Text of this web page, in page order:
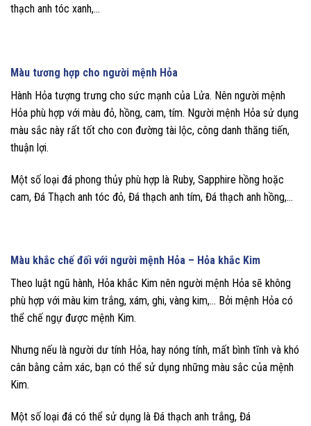
thạch anh tóc xanh,…
Màu tương hợp cho người mệnh Hỏa
Hành Hỏa tượng trưng cho sức mạnh của Lửa. Nên người mệnh
Hỏa phù hợp với màu đỏ, hồng, cam, tím. Người mệnh Hỏa sử dụng
màu sắc này rất tốt cho con đường tài lộc, công danh thăng tiến,
thuận lợi.
Một số loại đá phong thủy phù hợp là Ruby, Sapphire hồng hoặc
cam, Đá Thạch anh tóc đỏ, Đá thạch anh tím, Đá thạch anh hồng,…
Màu khắc chế đối với người mệnh Hỏa – Hỏa khắc Kim
Theo luật ngũ hành, Hỏa khắc Kim nên người mệnh Hỏa sẽ không
phù hợp với màu kim trắng, xám, ghi, vàng kim,… Bởi mệnh Hỏa có
thể chế ngự được mệnh Kim.
Nhưng nếu là người dư tính Hỏa, hay nóng tính, mất bình tĩnh và khó
cân bằng cảm xác, bạn có thể sử dụng những màu sắc của mệnh
Kim.
Một số loại đá có thể sử dụng là Đá thạch anh trắng, Đá